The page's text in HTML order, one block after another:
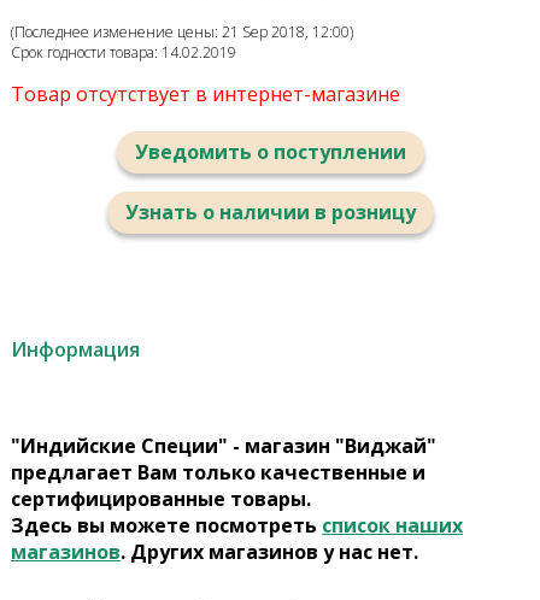
(Последнее изменение цены: 21 Sep 2018, 12:00)
Срок годности товара: 14.02.2019
Товар отсутствует в интернет-магазине
Уведомить о поступлении
Узнать о наличии в розницу
Информация
"Индийские Специи" - магазин "Виджай"
предлагает Вам только качественные и
сертифицированные товары.
Здесь вы можете посмотреть список наших
магазинов. Других магазинов у нас нет.